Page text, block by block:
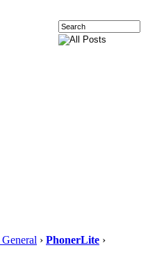
› PhonerLite ›